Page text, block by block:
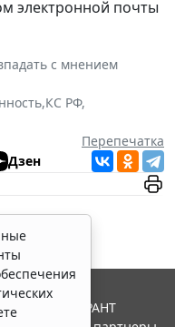
электронной почты
с мнением
,КС РФ,
Перепечатка
Дзен
Система ГАРАНТ